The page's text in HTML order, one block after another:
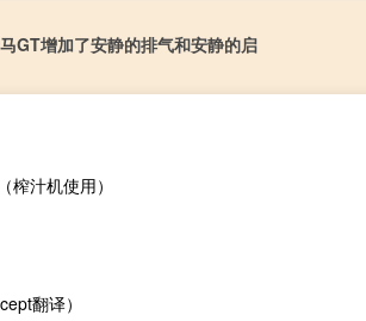
GT增加了安静的排气和安静的启
汁机使用）
翻译）